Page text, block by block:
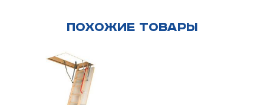
Похожие товары